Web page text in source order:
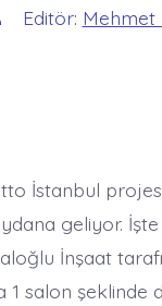
Editör: Mehmet
İstanbul
geliyor.
İnşaat
1 salon şeklinde